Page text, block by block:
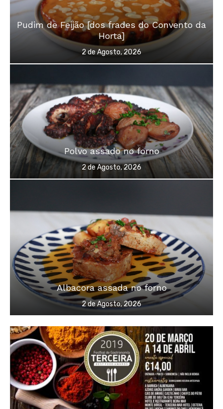
Pudim de Feijão [dos frades do Convento da
Horta]
Posted
on
2 de Agosto, 2026
Polvo assado no forno
Posted
on
2 de Agosto, 2026
Albacora assada no forno
Posted
on
2 de Agosto, 2026